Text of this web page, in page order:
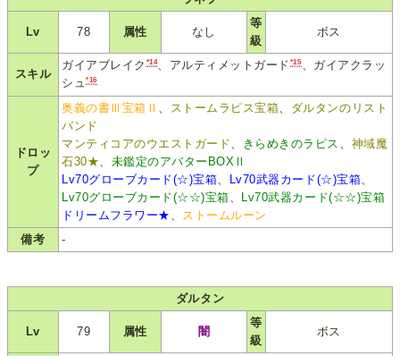
Lv 78 属性 なし
等
級
ボス
スキル
ガイアブレイク *14、アルティメットガード *15、ガイアクラッ
シュ*16
ドロッ
プ
奥義の書Ⅲ宝箱Ⅱ 、 ストームラピス宝箱、 ダルタンのリスト
バンド
マンティコアのウエストガード、 きらめきのラピス 、 神域魔
石30★、 未鑑定のアバターBOXⅡ
Lv70グローブカード(☆)宝箱、 Lv70武器カード(☆)宝箱、
Lv70グローブカード(☆☆)宝箱、
Lv70武器カード(☆☆)宝箱
ドリームフラワー★ 、 ストームルーン
備考
-
ダルタン
Lv 79 属性 闇
等
級
ボス